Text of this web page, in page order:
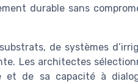
durable sans
de systèmes
Les architectes
de sa capacité à